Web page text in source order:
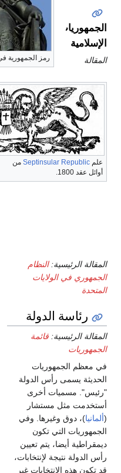
رمز الجمهورية
علم Septinsular Republic من
أوائل عقد 1800.
الجمهوريات
الإسلامية
المقالة
المقالة الرئيسية:النظام
الجمهوري في الولايات
المتحدة
رئاسة الدولة
المقالة الرئيسية: قائمة
الجمهوريات
في معظم الجمهوريات
الحديثة يسمى رأس الدولة
"رئيس". مسميات أخرى
أستخدمت مثل مستشار
(ألمانيا)، دوق وغيرها. وفي
الجمهوريات التي تكون
ديمقراطية أيضا، يتم تعيين
رأس الدولة نتيجة لإنتخابات،
قد تكون هذه الإنتخابات غير